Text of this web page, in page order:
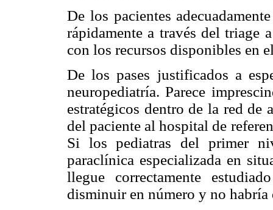
De los pacientes
rápidamente a través del triage
con los recursos disponibles en
De los pases justificados a
neuropediatría. Parece
estratégicos dentro de la red de
del paciente al hospital de
Si los pediatras del primer
paraclínica especializada en
llegue correctamente
disminuir en número y no habría